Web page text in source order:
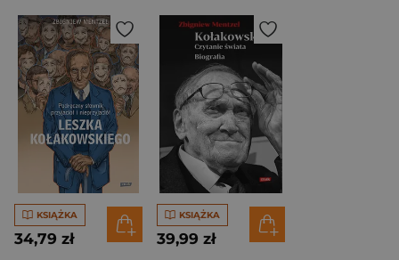
KSIĄŻKA
34,79 zł
KSIĄŻKA
39,99 zł